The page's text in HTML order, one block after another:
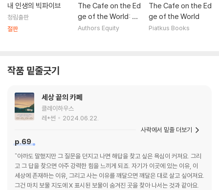
내 인생의 빅파이브
청림출판
절판
The Cafe on the Ed
ge of the World: A
Story about the M
Authors Equity
The Cafe on the Ed
ge of the World
Piatkus Books
작품 밑줄긋기
세상 끝의 카페
클레이하우스
레*썬
2024.06.22.
p.69
"아까도 말했지만 그 질문을 던지고 나면 해답을 찾고 싶은 욕심이 커져요. 그리
고 그 답을 찾으면 아주 강력한 힘을 느끼게 되죠. 자기가 이곳에 있는 이유, 이
세상에 존재하는 이유, 그리고 사는 이유를 깨달으면 깨달은 대로 살고 싶어져요.
그건 마치 보물 지도에 X 표시된 보물이 숨겨진 곳을 찾아 나서는 것과 같아요.
사락에서 밑줄 더보기